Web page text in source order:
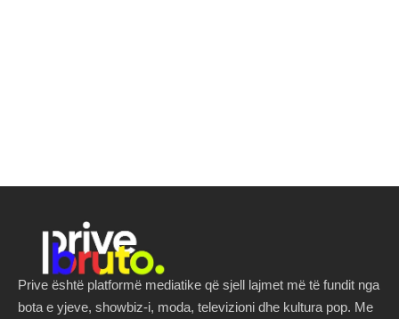
Prive është platformë mediatike që sjell lajmet më të fundit nga
bota e yjeve, showbiz-i, moda, televizioni dhe kultura pop. Me